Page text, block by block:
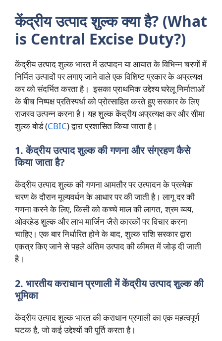
केंद्रीय उत्पाद शुल्क क्या है? (What
is Central Excise Duty?)
केंद्रीय उत्पाद शुल्क भारत में उत्पादन या आयात के विभिन्न चरणों में
निर्मित उत्पादों पर लगाए जाने वाले एक विशिष्ट प्रकार के अप्रत्यक्ष
कर को संदर्भित करता है। इसका प्राथमिक उद्देश्य घरेलू निर्माताओं
के बीच निष्पक्ष प्रतिस्पर्धा को प्रोत्साहित करते हुए सरकार के लिए
राजस्व उत्पन्न करना है। यह शुल्क केंद्रीय अप्रत्यक्ष कर और सीमा
शुल्क बोर्ड (CBIC) द्वारा प्रशासित किया जाता है।
1. केंद्रीय उत्पाद शुल्क की गणना और संग्रहण कैसे
किया जाता है?
केंद्रीय उत्पाद शुल्क की गणना आमतौर पर उत्पादन के प्रत्येक
चरण के दौरान मूल्यवर्धन के आधार पर की जाती है। लागू दर की
गणना करने के लिए, किसी को कच्चे माल की लागत, श्रम व्यय,
ओवरहेड शुल्क और लाभ मार्जिन जैसे कारकों पर विचार करना
चाहिए। एक बार निर्धारित होने के बाद, शुल्क राशि सरकार द्वारा
एकत्र किए जाने से पहले अंतिम उत्पाद की कीमत में जोड़ दी जाती
है।
2. भारतीय कराधान प्रणाली में केंद्रीय उत्पाद शुल्क की
भूमिका
केंद्रीय उत्पाद शुल्क भारत की कराधान प्रणाली का एक महत्वपूर्ण
घटक है, जो कई उद्देश्यों की पूर्ति करता है।